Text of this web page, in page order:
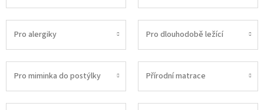
Pro alergiky Pro dlouhodobě ležící
Pro miminka do postýlky Přírodní matrace